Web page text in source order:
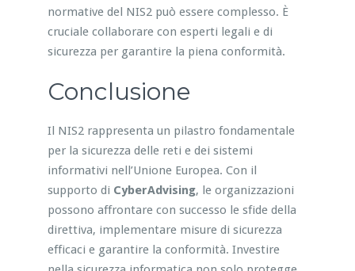
normative del NIS2 può essere complesso. È
cruciale collaborare con esperti legali e di
sicurezza per garantire la piena conformità.
Conclusione
Il NIS2 rappresenta un pilastro fondamentale
per la sicurezza delle reti e dei sistemi
informativi nell’Unione Europea. Con il
supporto di CyberAdvising, le organizzazioni
possono affrontare con successo le sfide della
direttiva, implementare misure di sicurezza
efficaci e garantire la conformità. Investire